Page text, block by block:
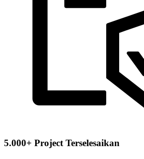
5.000+ Project Terselesaikan